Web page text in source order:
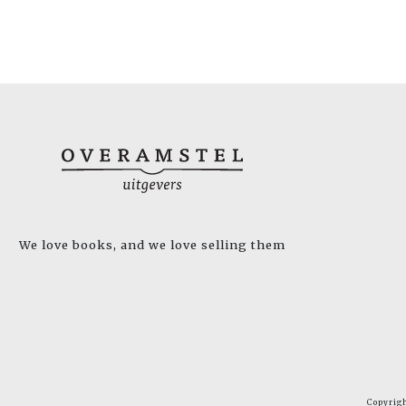
We love books, and we love selling them